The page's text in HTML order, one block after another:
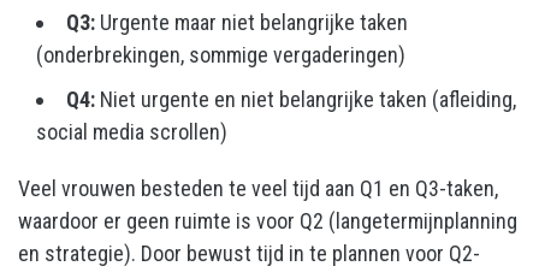
Q3: Urgente maar niet belangrijke taken
(onderbrekingen, sommige vergaderingen)
Q4: Niet urgente en niet belangrijke taken (afleiding,
social media scrollen)
Veel vrouwen besteden te veel tijd aan Q1 en Q3-taken,
waardoor er geen ruimte is voor Q2 (langetermijnplanning
en strategie). Door bewust tijd in te plannen voor Q2-